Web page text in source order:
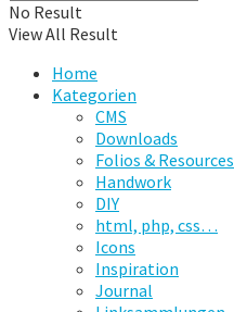
No Result
View All Result
Home
Kategorien
CMS
Downloads
Folios & Resources
Handwork
DIY
html, php, css…
Icons
Inspiration
Journal